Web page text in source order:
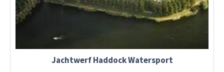
Jachtwerf Haddock Watersport